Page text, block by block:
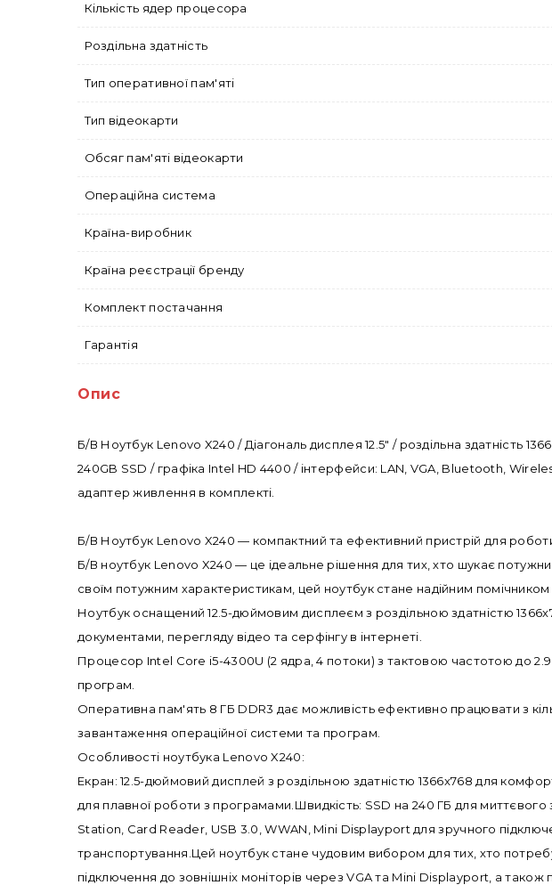
Кількість ядер процесора
Роздільна здатність
Тип оперативної пам'яті
Тип відеокарти
Обсяг пам'яті відеокарти
Операційна система
Країна-виробник
Країна реєстрації бренду
Комплект постачання
Гарантія
Опис
Б/В Ноутбук Lenovo X240 / Діагональ дисплея 12.5" / роздільна здатність
240GB SSD / графіка Intel HD 4400 / інтерфейси: LAN, VGA, Bluetooth,
адаптер живлення в комплекті.
Б/В Ноутбук Lenovo X240 — компактний та ефективний пристрій для
Б/В ноутбук Lenovo X240 — це ідеальне рішення для тих, хто шукає
своїм потужним характеристикам, цей ноутбук стане надійним помічником
Ноутбук оснащений 12.5-дюймовим дисплеєм з роздільною здатністю
документами, перегляду відео та серфінгу в інтернеті.
Процесор Intel Core i5-4300U (2 ядра, 4 потоки) з тактовою частотою до 2.9
програм.
Оперативна пам'ять 8 ГБ DDR3 дає можливість ефективно працювати з
завантаження операційної системи та програм.
Особливості ноутбука Lenovo X240:
Екран: 12.5-дюймовий дисплей з роздільною здатністю 1366x768 для
для плавної роботи з програмами.Швидкість: SSD на 240 ГБ для
Station, Card Reader, USB 3.0, WWAN, Mini Displayport для зручного
транспортування.Цей ноутбук стане чудовим вибором для тих, хто
підключення до зовнішніх моніторів через VGA та Mini Displayport, а